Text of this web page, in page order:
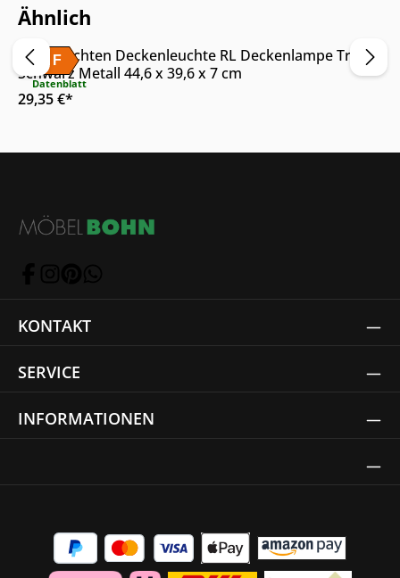
Ähnlich
F
Datenblatt
Online & im Möbelhaus verfügbar
Trio Leuchten Deckenleuchte RL Deckenlampe Trail
Schwarz Metall 44,6 x 39,6 x 7 cm
29,35 €*
KONTAKT
SERVICE
INFORMATIONEN